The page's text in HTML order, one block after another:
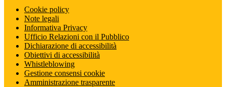
Cookie policy
Note legali
Informativa Privacy
Ufficio Relazioni con il Pubblico
Dichiarazione di accessibilità
Obiettivi di accessibilità
Whistleblowing
Gestione consensi cookie
Amministrazione trasparente